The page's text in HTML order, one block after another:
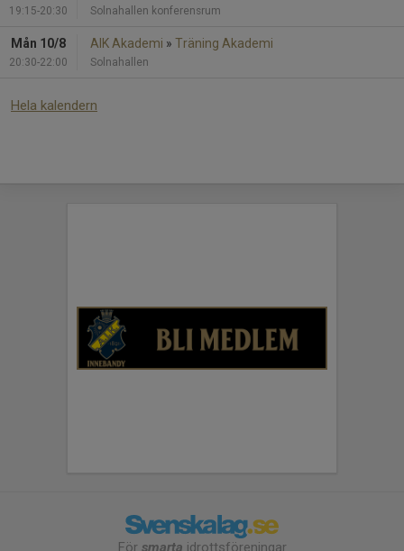
19:15-20:30 Solnahallen konferensrum
Mån 10/8
20:30-22:00
AIK Akademi » Träning Akademi
Solnahallen
Hela kalendern
För smarta idrottsföreningar